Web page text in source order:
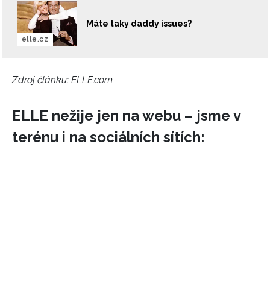
Máte taky daddy issues?
elle.cz
Zdroj článku: ELLE.com
ELLE nežije jen na webu – jsme v
terénu i na sociálních sítích: